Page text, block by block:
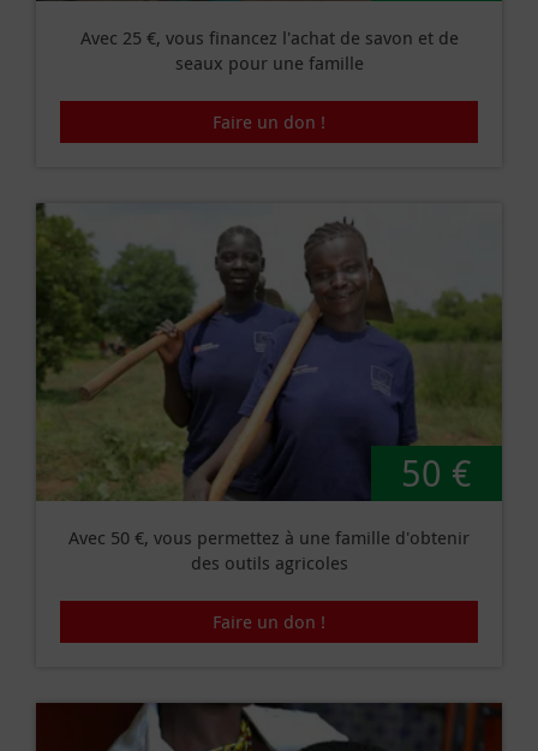
Avec 25 €, vous financez l'achat de savon et de
seaux pour une famille
Faire un don !
50 €
Avec 50 €, vous permettez à une famille d'obtenir
des outils agricoles
Faire un don !